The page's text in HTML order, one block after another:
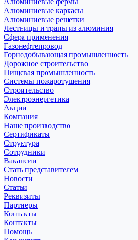
Алюминиевые фермы
Алюминиевые каркасы
Алюминиевые решетки
Лестницы и трапы из алюминия
Сфера применения
Газонефтепровод
Горнодобывающая промышленность
Дорожное строительство
Пищевая промышленность
Системы пожаротушения
Строительство
Электроэнергетика
Акции
Компания
Наше производство
Сертификаты
Структура
Сотрудники
Вакансии
Стать представителем
Новости
Статьи
Реквизиты
Партнеры
Контакты
Контакты
Помощь